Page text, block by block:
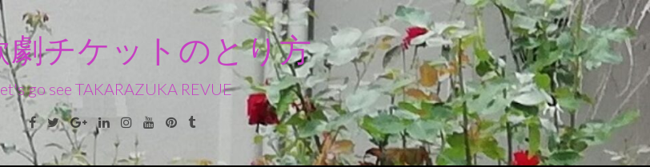
劇チケットのとり方
go see TAKARAZUKA REVUE
Facebook
TwitterGoogle+LinkedinInstagramYoutubePinterest
Tumblr